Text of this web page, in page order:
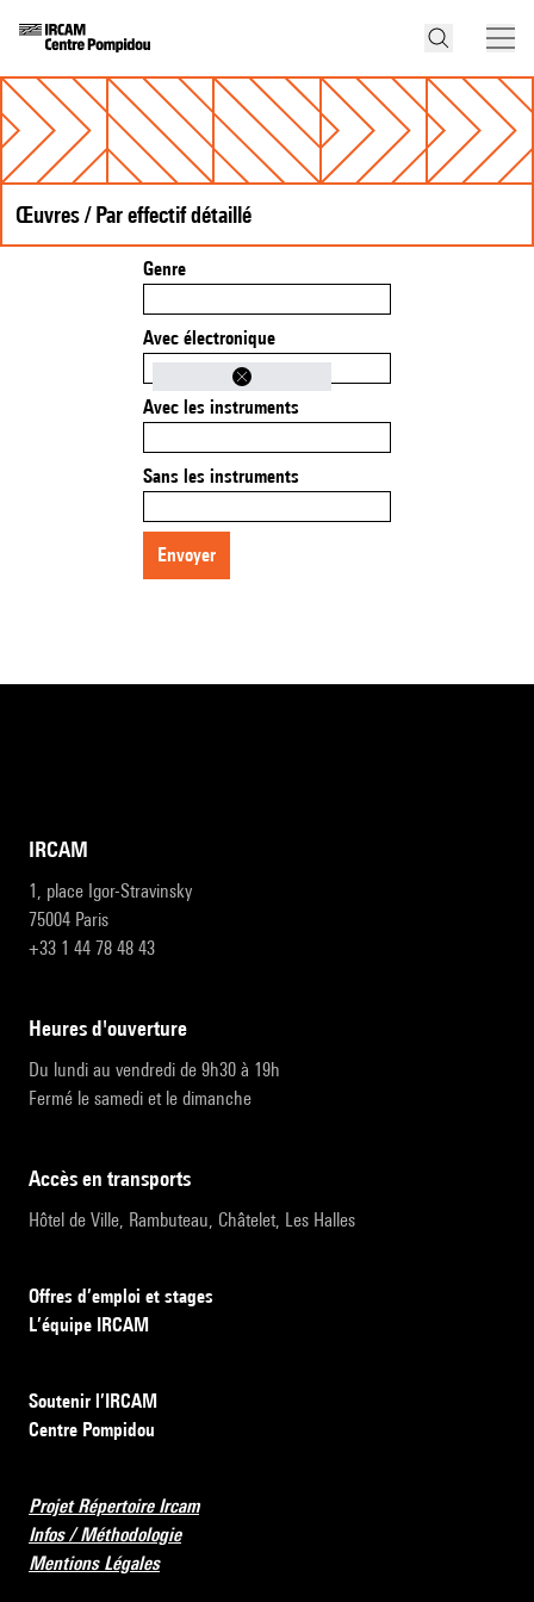
Œuvres / Par effectif détaillé
Genre
Avec électronique
Avec les instruments
Sans les instruments
envoyer
IRCAM
1, place Igor-Stravinsky
75004 Paris
+33 1 44 78 48 43
heures d'ouverture
Du lundi au vendredi de 9h30 à 19h
Fermé le samedi et le dimanche
accès en transports
Hôtel de Ville, Rambuteau, Châtelet, Les Halles
Offres d’emploi et stages
L’équipe IRCAM
Soutenir l’IRCAM
Centre Pompidou
Projet Répertoire Ircam
Infos / Méthodologie
Mentions Légales